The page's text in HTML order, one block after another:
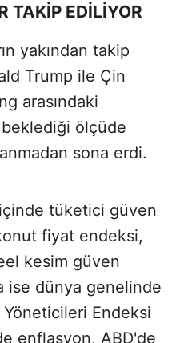
TAKİP EDİLİYOR
yakından takip
Trump ile Çin
arasındaki
beklediği ölçüde
sona erdi.
tüketici güven
fiyat endeksi,
kesim güven
ise dünya genelinde
Yöneticileri Endeksi
enflasyon, ABD'de